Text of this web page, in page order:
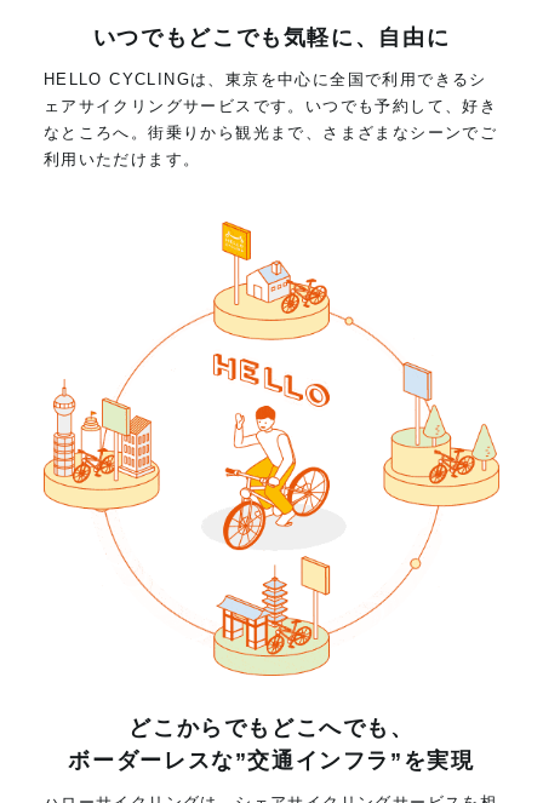
いつでもどこでも気軽に、自由に
HELLO CYCLINGは、東京を中心に全国で利用できるシ
ェアサイクリングサービスです。いつでも予約して、好き
なところへ。街乗りから観光まで、さまざまなシーンでご
利用いただけます。
どこからでもどこへでも、
ボーダーレスな”交通インフラ”を実現